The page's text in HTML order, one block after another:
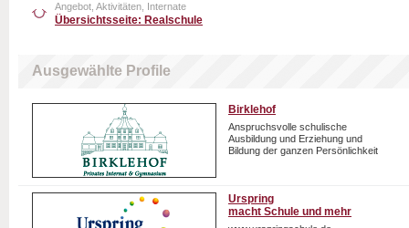
Angebot, Aktivitäten, Internate
Übersichtsseite: Realschule
Ausgewählte Profile
Birklehof
Anspruchsvolle schulische
Ausbildung und Erziehung und
Bildung der ganzen Persönlichkeit
Urspring
macht Schule und mehr